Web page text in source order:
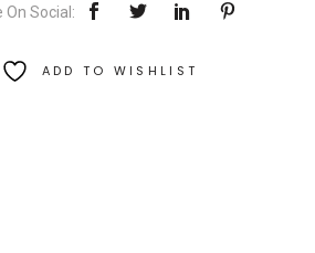
On Social:
ADD TO WISHLIST